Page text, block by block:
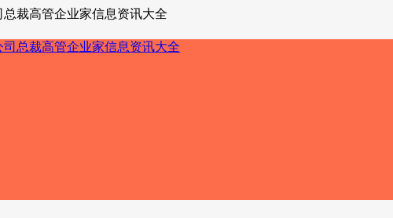
裁高管企业家信息资讯大全